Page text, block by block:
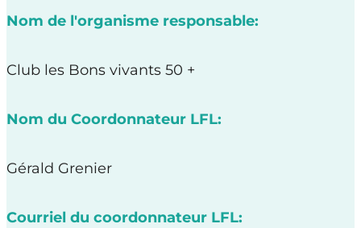
Nom de l'organisme responsable:
Club les Bons vivants 50 +
Nom du Coordonnateur LFL:
Gérald Grenier
Courriel du coordonnateur LFL: